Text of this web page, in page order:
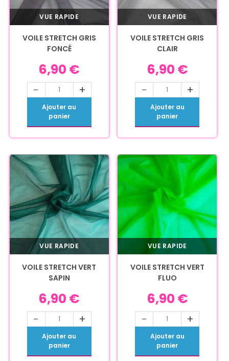
VUE RAPIDE
VOILE STRETCH GRIS
FONCÉ
6,90 €
- +
Ajouter au
panier
VUE RAPIDE
VOILE STRETCH GRIS
CLAIR
6,90 €
- +
Ajouter au
panier
VUE RAPIDE
VOILE STRETCH VERT
SAPIN
6,90 €
- +
Ajouter au
panier
VUE RAPIDE
VOILE STRETCH VERT
FLUO
6,90 €
- +
Ajouter au
panier